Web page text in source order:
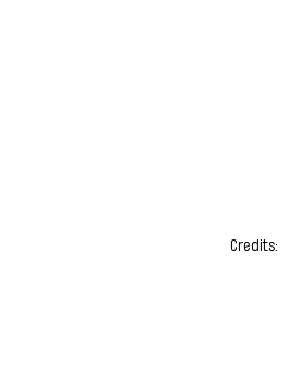
Credits: